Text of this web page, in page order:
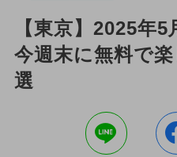
【東京】2025年
今週末に無料で
選